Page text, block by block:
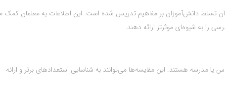
تسلط دانش‌آموزان بر مفاهیم تدریس شده است. این اطلاعات به معلمان کمک
را به شیوه‌ای موثرتر ارائه دهند.
یا مدرسه هستند. این مقایسه‌ها می‌توانند به شناسایی استعدادهای برتر و ارائه